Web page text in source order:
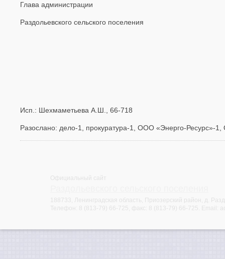
Глава администрации
Раздольевского сельского поселения
Исп.: Шехмаметьева А.Ш., 66-718
Разослано: дело-1, прокуратура-1, ООО «Энерго-Ресурс»-
Официальный сайт
188733, Ленинградская область, Приозерский район, д.
Телефон:
8 (813-79) 66-725 , факс: 8 (813-79) 66-725 . Email: